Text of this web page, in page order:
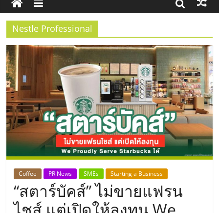
ธุรกิจ
SME
แห่ง
ประเทศไทย,
ThaiSMEsCenter,
รวม
ธุรกิจ
เอ
Nestle Professional
Coffee PR News SMEs Starting a Business
“สตาร์บัคส์” ไม่ขายแฟรน